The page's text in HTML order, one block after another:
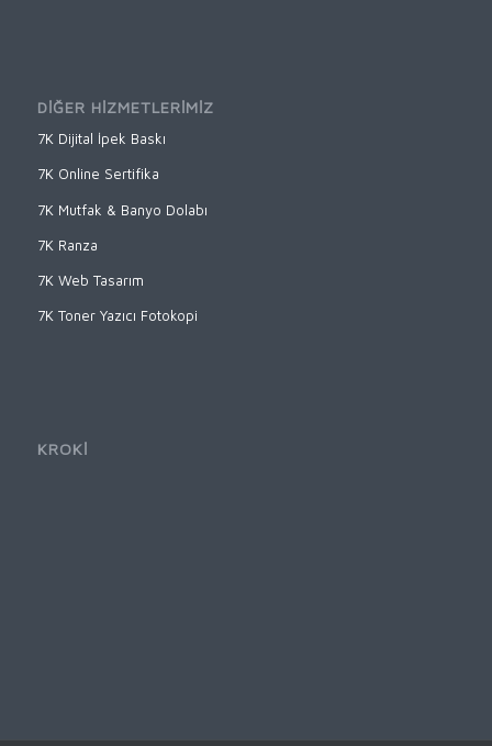
DİĞER HİZMETLERİMİZ
7K Dijital İpek Baskı
7K Online Sertifika
7K Mutfak & Banyo Dolabı
7K Ranza
7K Web Tasarım
7K Toner Yazıcı Fotokopi
KROKİ